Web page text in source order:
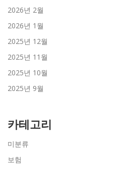
2026년 2월
2026년 1월
2025년 12월
2025년 11월
2025년 10월
2025년 9월
카테고리
미분류
보험